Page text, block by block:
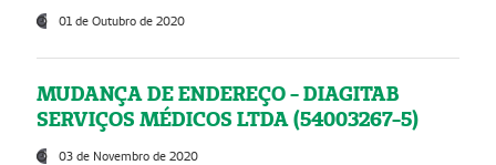
01 de Outubro de 2020
MUDANÇA DE ENDEREÇO - DIAGITAB
SERVIÇOS MÉDICOS LTDA (54003267-5)
03 de Novembro de 2020